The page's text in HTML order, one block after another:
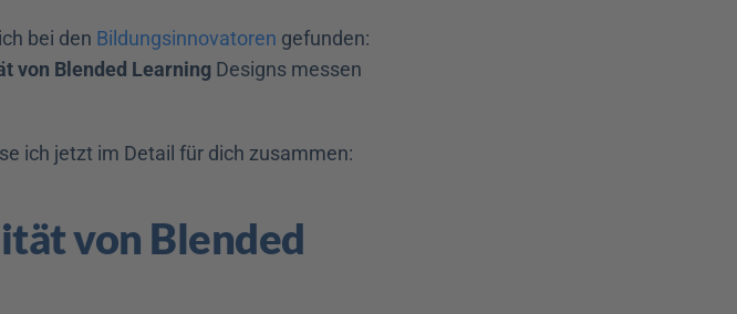
bei den Bildungsinnovatoren
von Blended Learning Designs messen
ich jetzt im Detail für dich zusammen:
von Blended